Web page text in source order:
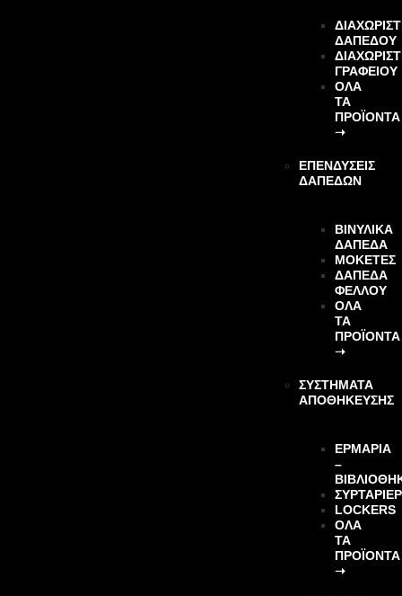
ΔΑΠΕΔΟΥ
ΓΡΑΦΕΙΟΥ
ΌΛΑ
ΤΑ
ΠΡΟΪΌΝΤΑ
➝
ΕΠΕΝΔΎΣΕΙΣ
ΔΑΠΈΔΩΝ
ΒΙΝΥΛΙΚΆ
ΔΆΠΕΔΑ
ΜΟΚΈΤΕΣ
ΔΆΠΕΔΑ
ΦΕΛΛΟΎ
ΌΛΑ
ΤΑ
ΠΡΟΪΌΝΤΑ
➝
ΣΥΣΤΗΜΑΤΑ
ΑΠΟΘΗΚΕΥΣΗΣ
ΕΡΜΑΡΙΑ
–
LOCKERS
ΌΛΑ
ΤΑ
ΠΡΟΪΌΝΤΑ
➝